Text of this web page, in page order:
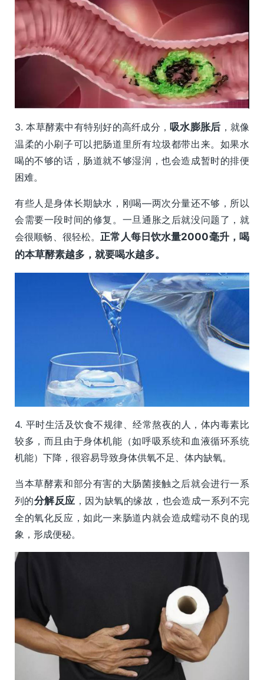
3. 本草酵素中有特别好的高纤成分，吸水膨胀后 ，就像
温柔的小刷子可以把肠道里所有垃圾都带出来。如果水
喝的不够的话，肠道就不够湿润，也会造成暂时的排便
困难。
有些人是身体长期缺水，刚喝—两次分量还不够，所以
会需要一段时间的修复。一旦通胀之后就没问题了，就
会很顺畅、很轻松。正常人每日饮水量2000毫升，喝
的本草酵素越多，就要喝水越多。
4. 平时生活及饮食不规律、经常熬夜的人，体内毒素比
较多，而且由于身体机能（如呼吸系统和血液循环系统
机能）下降，很容易导致身体供氧不足、体内缺氧。
当本草酵素和部分有害的大肠菌接触之后就会进行一系
列的分解反应 ，因为缺氧的缘故，也会造成一系列不完
全的氧化反应，如此一来肠道内就会造成蠕动不良的现
象，形成便秘。